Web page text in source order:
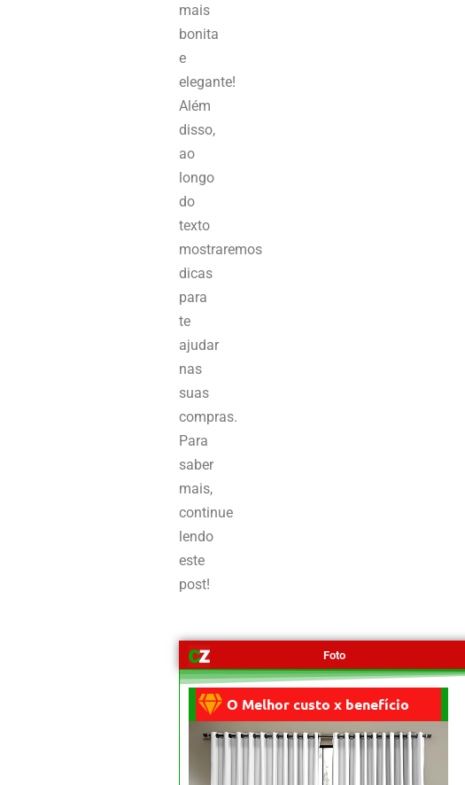
mais
bonita
e
elegante!
Além
disso,
ao
longo
do
texto
mostraremos
dicas
para
te
ajudar
nas
suas
compras.
Para
saber
mais,
continue
lendo
este
post!
Foto
O Melhor custo x benefício